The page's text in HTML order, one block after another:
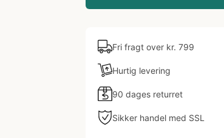
Fri fragt over kr. 799
Hurtig levering
90 dages returret
Sikker handel med SSL